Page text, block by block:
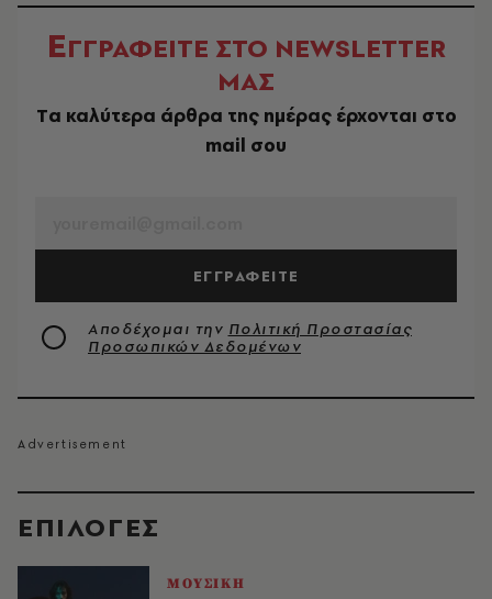
EΠΙΛΟΓΈΣ
ΜΟΥΣΙΚΗ
ΕΓΓΡΑΦΕΙΤΕ ΣΤΟ NEWSLETTER
ΜΑΣ
Tα καλύτερα άρθρα της ημέρας έρχονται στο
mail σου
ΕΓΓΡΑΦΕΙΤΕ
Αποδέχομαι την Πολιτική Προστασίας
Προσωπικών Δεδομένων